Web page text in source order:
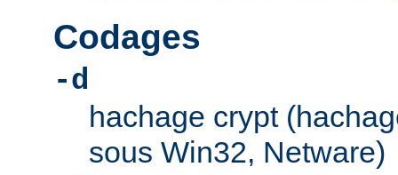
Codages
-d
hachage crypt
sous Win32, Netware)